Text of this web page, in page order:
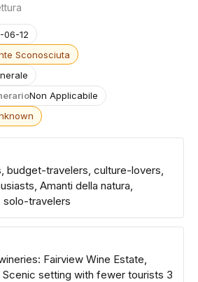
06-12
Sconosciuta
Non Applicabile
budget-travelers, culture-lovers,
Amanti della natura,
solo-travelers
Fairview Wine Estate,
setting with fewer tourists 3